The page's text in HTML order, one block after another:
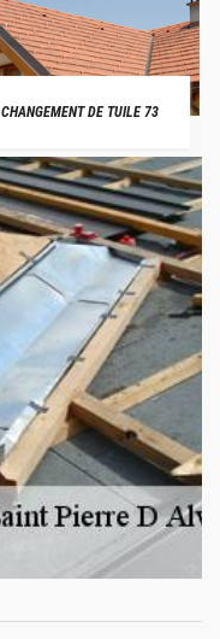
CHANGEMENT DE TUILE 73